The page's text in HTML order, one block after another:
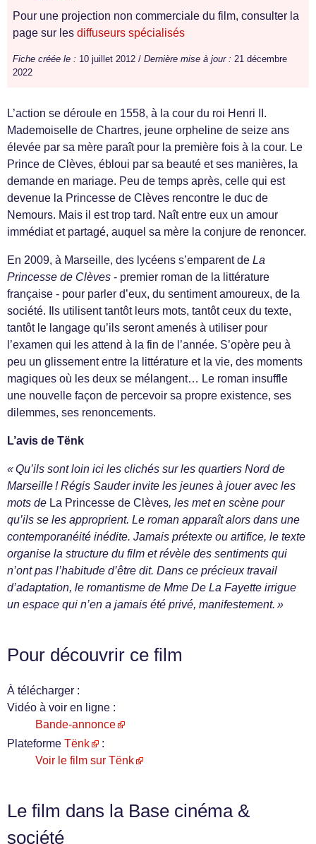
Pour une projection non commerciale du film, consulter la
page sur les diffuseurs spécialisés
Fiche créée le : 10 juillet 2012 / Dernière mise à jour : 21 décembre
2022
L’action se déroule en 1558, à la cour du roi Henri II.
Mademoiselle de Chartres, jeune orpheline de seize ans
élevée par sa mère paraît pour la première fois à la cour. Le
Prince de Clèves, ébloui par sa beauté et ses manières, la
demande en mariage. Peu de temps après, celle qui est
devenue la Princesse de Clèves rencontre le duc de
Nemours. Mais il est trop tard. Naît entre eux un amour
immédiat et partagé, auquel sa mère la conjure de renoncer.
En 2009, à Marseille, des lycéens s’emparent de La
Princesse de Clèves - premier roman de la littérature
française - pour parler d’eux, du sentiment amoureux, de la
société. Ils utilisent tantôt leurs mots, tantôt ceux du texte,
tantôt le langage qu’ils seront amenés à utiliser pour
l’examen qui les attend à la fin de l’année. S’opère peu à
peu un glissement entre la littérature et la vie, des moments
magiques où les deux se mélangent… Le roman insuffle
une nouvelle façon de percevoir sa propre existence, ses
dilemmes, ses renoncements.
L’avis de Tënk
« Qu’ils sont loin ici les clichés sur les quartiers Nord de
Marseille ! Régis Sauder invite les jeunes à jouer avec les
mots de La Princesse de Clèves, les met en scène pour
qu’ils se les approprient. Le roman apparaît alors dans une
contemporanéité inédite. Jamais prétexte ou artifice, le texte
organise la structure du film et révèle des sentiments qui
n’ont pas l’habitude d’être dit. Dans ce précieux travail
d’adaptation, le romantisme de Mme De La Fayette irrigue
un espace qui n’en a jamais été privé, manifestement. »
Pour découvrir ce film
À télécharger :
Vidéo à voir en ligne :
Bande-annonce
Plateforme Tënk
:
Voir le film sur Tënk
Le film dans la Base cinéma &
société